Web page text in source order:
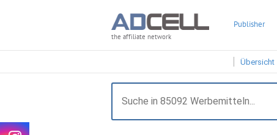
the affiliate network
Publisher
Übersicht